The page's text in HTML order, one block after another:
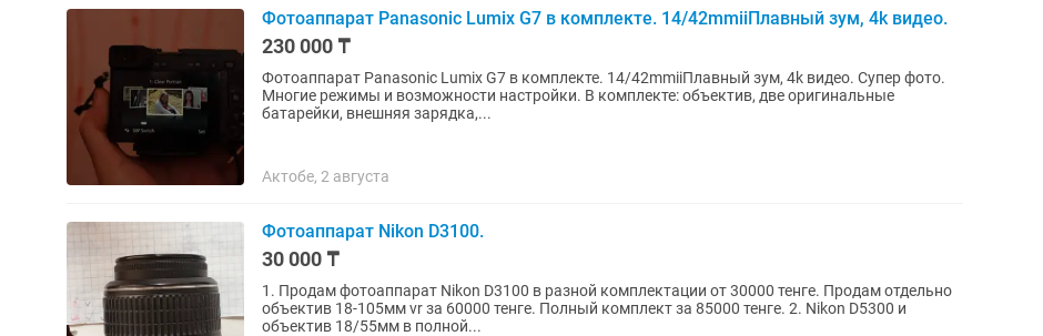
Фотоаппарат Panasonic Lumix G7 в комплекте. 14/42mmiiПлавный зум, 4k видео.
230 000 ₸
Фотоаппарат Panasonic Lumix G7 в комплекте. 14/42mmiiПлавный зум, 4k видео. Супер фото.
Многие режимы и возможности настройки. В комплекте: объектив, две оригинальные
батарейки, внешняя зарядка,...
Актобе, 2 августа
Фотоаппарат Nikon D3100.
30 000 ₸
1. Продам фотоаппарат Nikon D3100 в разной комплектации от 30000 тенге. Продам отдельно
объектив 18-105мм vr за 60000 тенге. Полный комплект за 85000 тенге. 2. Nikon D5300 и
объектив 18/55мм в полной...